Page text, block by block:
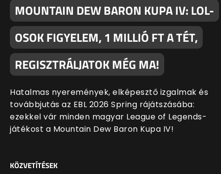
MOUNTAIN DEW BARON KUPA IV: LOL-
OSOK FIGYELEM, 1 MILLIÓ FT A TÉT,
REGISZTRÁLJATOK MÉG MA!
Hatalmas nyeremények, elképesztő izgalmak és
továbbjutás az EBL 2026 Spring rájátszásába:
ezekkel vár minden magyar League of Legends-
játékost a Mountain Dew Baron Kupa IV!
KÖZVETÍTÉSEK